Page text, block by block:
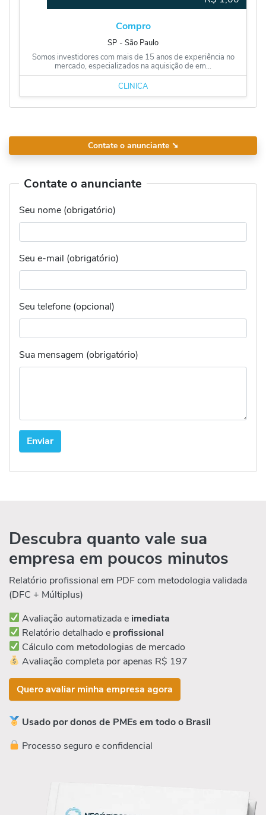
Compro
SP ‐ São Paulo
Somos investidores com mais de 15 anos de experiência no
mercado, especializados na aquisição de em...
CLÍNICA
Contate o anunciante ➘
Contate o anunciante
Seu nome (obrigatório)
Seu e-mail (obrigatório)
Seu telefone (opcional)
Sua mensagem (obrigatório)
Descubra quanto vale sua
empresa em poucos minutos
Relatório profissional em PDF com metodologia validada
(DFC + Múltiplus)
Avaliação automatizada e imediata
Relatório detalhado e profissional
Cálculo com metodologias de mercado
Avaliação completa por apenas R$ 197
Quero avaliar minha empresa agora
Usado por donos de PMEs em todo o Brasil
Processo seguro e confidencial